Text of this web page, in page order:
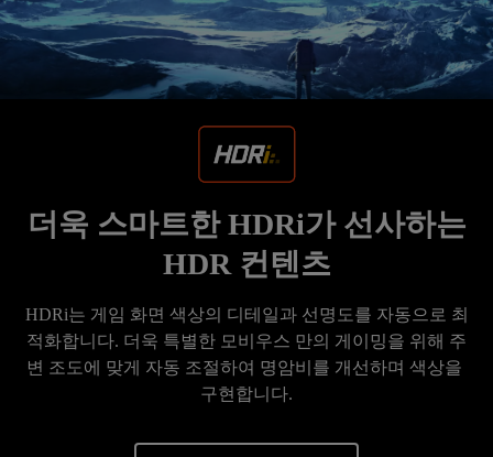
더욱 스마트한 HDRi가 선사하는
HDR 컨텐츠
HDRi는 게임 화면 색상의 디테일과 선명도를 자동으로 최
적화합니다. 더욱 특별한 모비우스 만의 게이밍을 위해 주
변 조도에 맞게 자동 조절하여 명암비를 개선하며 색상을
구현합니다.